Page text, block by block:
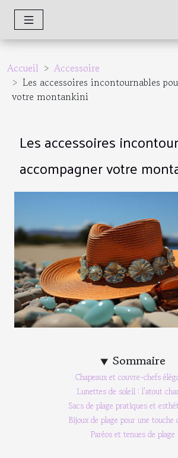
Accueil
Accessoire
Les accessoires incontournables
votre montankini
Les accessoires
accompagner votre
Sommaire
Chapeaux et couvre-chefs
Lunettes de soleil : l'atout
Sacs de plage pratiques et
Bijoux de plage pour une touche
Paréos et tenues de plage